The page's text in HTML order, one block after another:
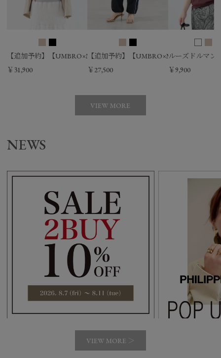
【追加予約】【UMBRO×MICA&DEAL】配色ナイロンブルゾン
￥31,900
【追加予約】【UMBRO×MICA&DEAL】
￥27,500
ルーズドルマン
￥9,900
VIEW MORE
NEWS
VIEW MORE ＞